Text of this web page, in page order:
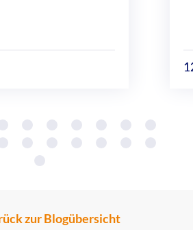
zur Blogübersicht